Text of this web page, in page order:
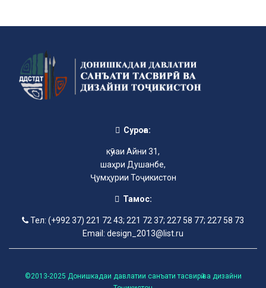
Суроға:
кӯчаи Айни 31,
шаҳри Душанбе,
Ҷумҳурии Тоҷикистон
Тамос:
Тел: (+992 37) 221 72 43; 221 72 37; 227 58 77; 227 58 73
Email: design_2013@list.ru
©2013-2025 Донишкадаи давлатии санъати тасвирӣ ва дизайни